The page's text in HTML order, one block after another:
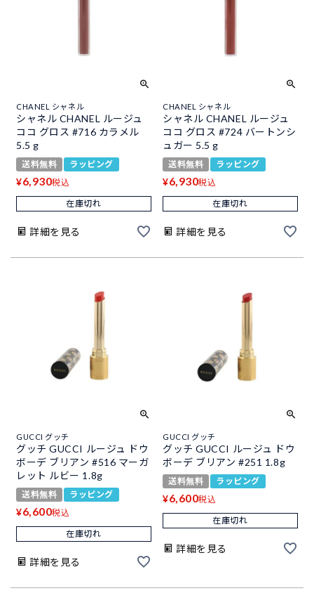
CHANEL シャネル
シャネル CHANEL ルージュ
ココ グロス #716 カラメル
5.5 g
送料無料 ラッピング
¥6,930税込
在庫切れ
詳細を見る
CHANEL シャネル
シャネル CHANEL ルージュ
ココ グロス #724 バートンシ
ュガー 5.5 g
送料無料 ラッピング
¥6,930税込
在庫切れ
詳細を見る
GUCCI グッチ
グッチ GUCCI ルージュ ドウ
ボーデ ブリアン #516 マーガ
レット ルビー 1.8g
送料無料 ラッピング
¥6,600税込
在庫切れ
詳細を見る
GUCCI グッチ
グッチ GUCCI ルージュ ドウ
ボーデ ブリアン #251 1.8g
送料無料 ラッピング
¥6,600税込
在庫切れ
詳細を見る